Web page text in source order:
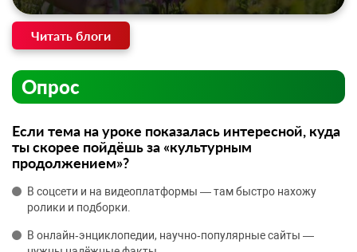
Читать блоги
Опрос
Если тема на уроке показалась интересной, куда
ты скорее пойдёшь за «культурным
продолжением»?
В соцсети и на видеоплатформы — там быстро нахожу
ролики и подборки.
В онлайн‑энциклопедии, научно‑популярные сайты —